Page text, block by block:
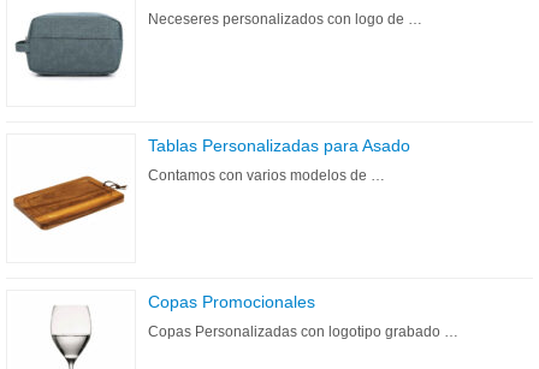
Neceseres personalizados con logo de …
Tablas Personalizadas para Asado
Contamos con varios modelos de …
Copas Promocionales
Copas Personalizadas con logotipo grabado …